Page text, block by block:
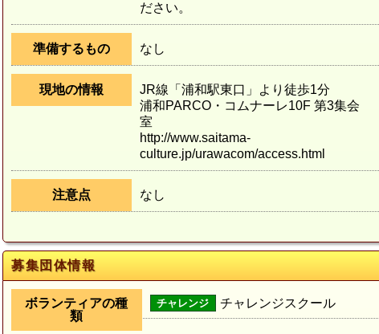
ださい。
準備するもの なし
現地の情報
JR線「浦和駅東口」より徒歩1分
浦和PARCO・コムナーレ10F 第3集会
室
http://www.saitama-
culture.jp/urawacom/access.html
注意点 なし
募集団体情報
ボランティアの種
類
チャレンジ チャレンジスクール